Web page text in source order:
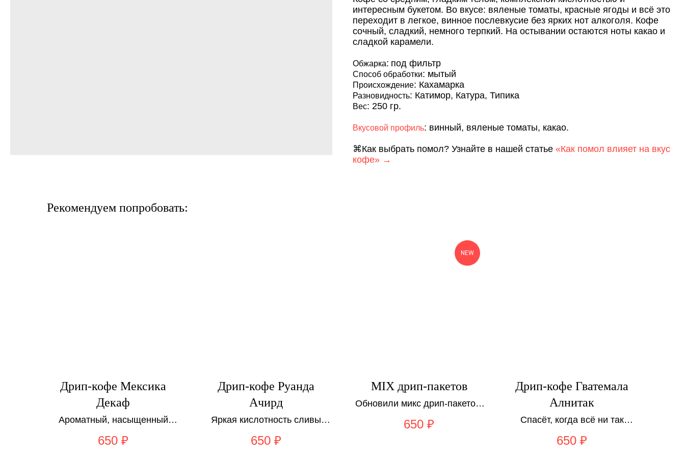
интересным букетом. Во вкусе: вяленые томаты, красные ягоды и всё это
переходит в легкое, винное послевкусие без ярких нот алкоголя. Кофе
сочный, сладкий, немного терпкий. На остывании остаются ноты какао и
сладкой карамели.
Обжарка: под фильтр
Способ обработки: мытый
Происхождение: Кахамарка
Разновидность: Катимор, Катура, Типика
Вес: 250 гр.
Вкусовой профиль: винный, вяленые томаты, какао.
⌘Как выбрать помол? Узнайте в нашей статье «Как помол влияет на вкус
кофе» →
Рекомендуем попробовать:
Дрип-кофе Мексика
Декаф
Ароматный, насыщенный
тёмного шоколада; без
650 ₽
Дрип-кофе Руанда
Ачирд
Яркая кислотность сливы
орехового ликера
650 ₽
NEW
MIX дрип-пакетов
Обновили микс дрип-пакетов!
Бразилия Датерра, Гватемала
650 ₽
Дрип-кофе Гватемала
Алнитак
Спасёт, когда всё ни так
сейчас)
650 ₽